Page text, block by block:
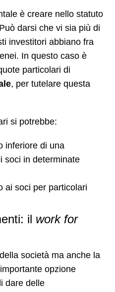
è creare nello statuto
darsi che vi sia più di
investitori abbiano fra
In questo caso è
particolari di
, per tutelare questa
si potrebbe:
inferiore di una
soci in determinate
ai soci per particolari
il work for
società ma anche la
opzione
dare delle